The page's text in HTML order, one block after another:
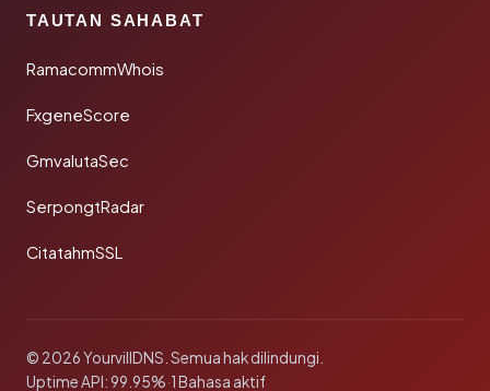
TAUTAN SAHABAT
RamacommWhois
FxgeneScore
GmvalutaSec
SerpongtRadar
CitatahmSSL
© 2026 YourvillDNS. Semua hak dilindungi.
Uptime API: 99.95%·1 Bahasa aktif